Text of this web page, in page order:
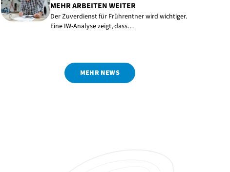
MEHR ARBEITEN WEITER
Der Zuverdienst für Frührentner wird wichtiger.
Eine IW-Analyse zeigt, dass…
MEHR NEWS